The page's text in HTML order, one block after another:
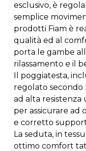
esclusivo, è
semplice
prodotti Fiam è
qualità ed al
porta le gambe
rilassamento e il
Il poggiatesta,
regolato secondo
ad alta
per assicurare ad
e corretto
La seduta, in
ottimo comfort